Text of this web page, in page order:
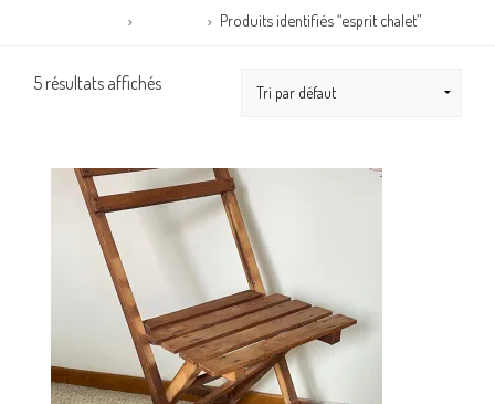
Produits identifiés “esprit chalet”
5 résultats affichés